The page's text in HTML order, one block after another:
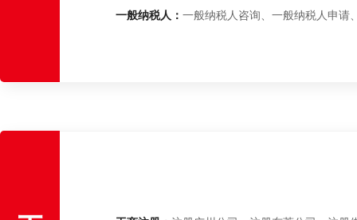
一般纳税人： 一般纳税人咨询、一般纳税人申请